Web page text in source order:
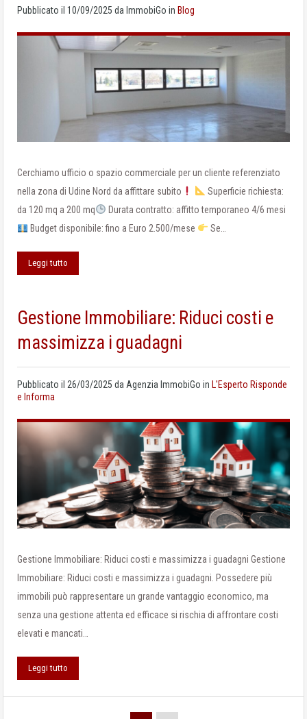
Pubblicato il 10/09/2025 da ImmobiGo in Blog
Cerchiamo ufficio o spazio commerciale per un cliente referenziato
nella zona di Udine Nord da affittare subito
Superficie richiesta:
da 120 mq a 200 mq
Durata contratto: affitto temporaneo 4/6 mesi
Budget disponibile: fino a Euro 2.500/mese
Se…
Leggi tutto
Gestione Immobiliare: Riduci costi e
massimizza i guadagni
Pubblicato il 26/03/2025 da Agenzia ImmobiGo in L'Esperto Risponde
e Informa
Gestione Immobiliare: Riduci costi e massimizza i guadagni Gestione
Immobiliare: Riduci costi e massimizza i guadagni. Possedere più
immobili può rappresentare un grande vantaggio economico, ma
senza una gestione attenta ed efficace si rischia di affrontare costi
elevati e mancati…
Leggi tutto